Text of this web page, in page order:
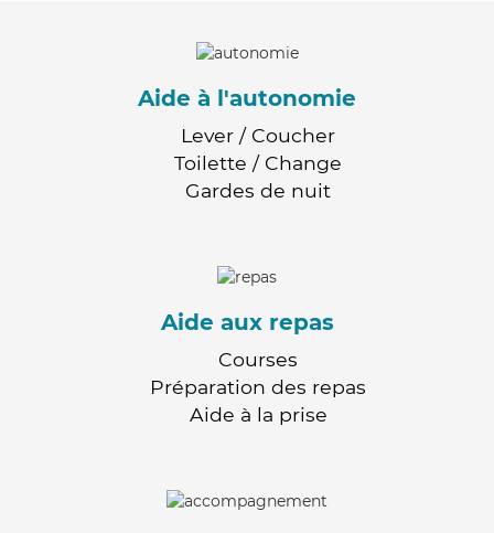
Aide à l'autonomie
Lever / Coucher
Toilette / Change
Gardes de nuit
Aide aux repas
Courses
Préparation des repas
Aide à la prise